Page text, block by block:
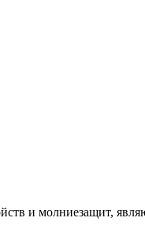
и молниезащит,